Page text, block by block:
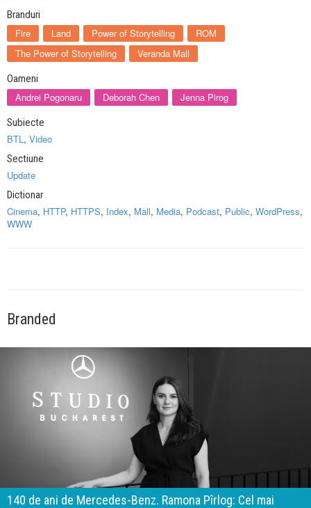
Branduri
Fire Land Power of Storytelling
ROM
The Power of Storytelling
Veranda Mall
Oameni
Andrei Pogonaru Deborah Chen Jenna Pirog
Subiecte
BTL, Video
Sectiune
Update
Dictionar
Cinema, HTTP, HTTPS, Index, Mall, Media, Podcast, Public, WordPress,
WWW
Branded
140 de ani de Mercedes-Benz. Ramona Pîrlog: Cel mai